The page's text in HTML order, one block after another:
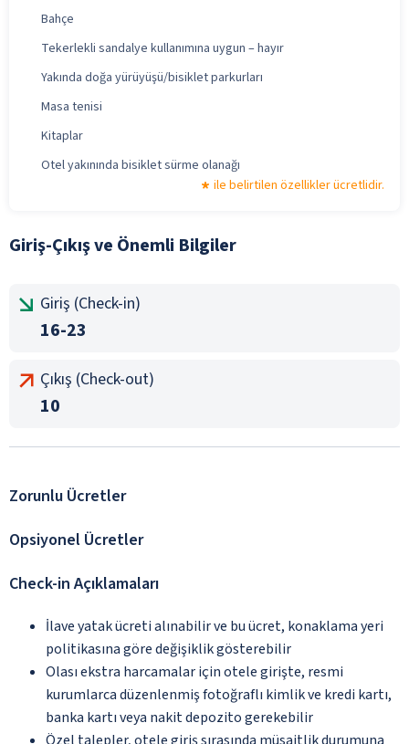
Bahçe
Tekerlekli sandalye kullanımına uygun – hayır
Yakında doğa yürüyüşü/bisiklet parkurları
Masa tenisi
Kitaplar
Otel yakınında bisiklet sürme olanağı
ile belirtilen özellikler ücretlidir.
Giriş-Çıkış ve Önemli Bilgiler
Giriş (Check-in)
16-23
Çıkış (Check-out)
10
Zorunlu Ücretler
Opsiyonel Ücretler
Check-in Açıklamaları
İlave yatak ücreti alınabilir ve bu ücret, konaklama yeri
politikasına göre değişiklik gösterebilir
Olası ekstra harcamalar için otele girişte, resmi
kurumlarca düzenlenmiş fotoğraflı kimlik ve kredi kartı,
banka kartı veya nakit depozito gerekebilir
Özel talepler, otele giriş sırasında müsaitlik durumuna